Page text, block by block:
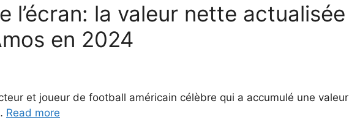
l’écran: la valeur nette actualisée
en 2024
et joueur de football américain célèbre qui a accumulé une valeur
Read more